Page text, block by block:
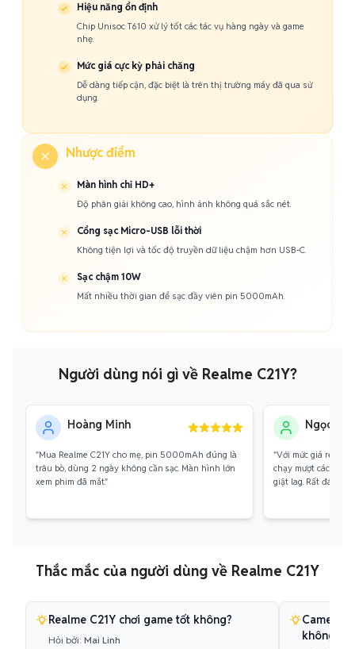
Hiệu năng ổn định
Chip Unisoc T610 xử lý tốt các tác vụ hàng ngày và game
nhẹ.
Mức giá cực kỳ phải chăng
Dễ dàng tiếp cận, đặc biệt là trên thị trường máy đã qua sử
dụng.
Nhược điểm
Màn hình chỉ HD+
Độ phân giải không cao, hình ảnh không quá sắc nét.
Cổng sạc Micro-USB lỗi thời
Không tiện lợi và tốc độ truyền dữ liệu chậm hơn USB-C.
Sạc chậm 10W
Mất nhiều thời gian để sạc đầy viên pin 5000mAh.
Người dùng nói gì về Realme C21Y?
Hoàng Minh
"Mua Realme C21Y cho mẹ, pin 5000mAh đúng là
trâu bò, dùng 2 ngày không cần sạc. Màn hình lớn
xem phim đã mắt."
Ngọc Anh
"Với mức giá rẻ này
chạy mượt các app
giật lag. Rất đáng
Thắc mắc của người dùng về Realme C21Y
Realme C21Y chơi game tốt không?
Hỏi bởi: Mai Linh
Camera
không?